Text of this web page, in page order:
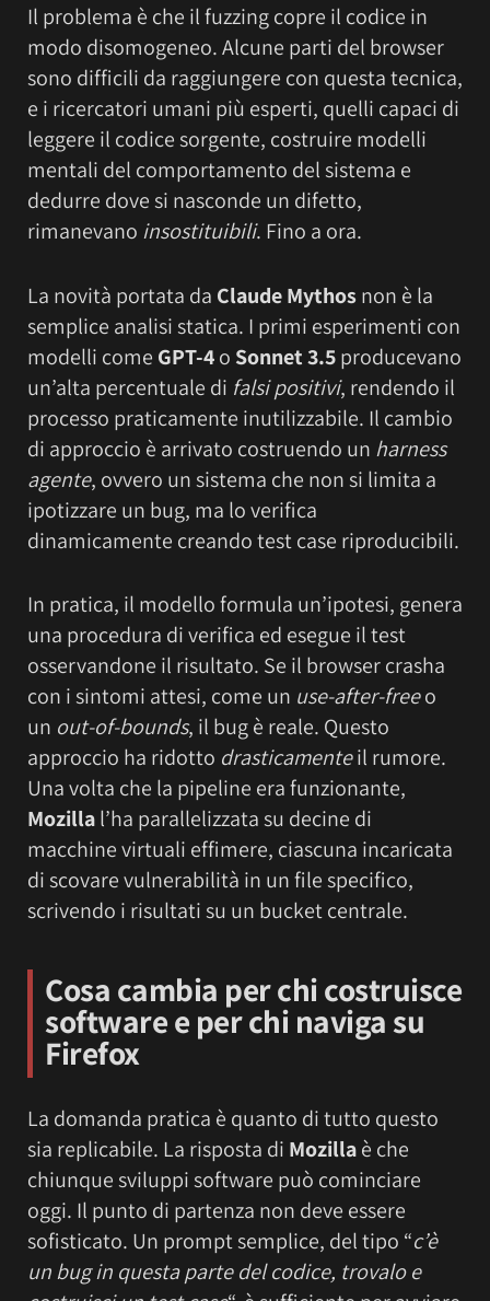
Il problema è che il fuzzing copre il codice in
modo disomogeneo. Alcune parti del browser
sono difficili da raggiungere con questa tecnica,
e i ricercatori umani più esperti, quelli capaci di
leggere il codice sorgente, costruire modelli
mentali del comportamento del sistema e
dedurre dove si nasconde un difetto,
rimanevano insostituibili. Fino a ora.
La novità portata da Claude Mythosnon è la
semplice analisi statica. I primi esperimenti con
modelli come GPT-4o Sonnet 3.5producevano
un’alta percentuale di falsi positivi, rendendo il
processo praticamente inutilizzabile. Il cambio
di approccio è arrivato costruendo un harness
agente, ovvero un sistema che non si limita a
ipotizzare un bug, ma lo verifica
dinamicamente creando test case riproducibili.
In pratica, il modello formula un’ipotesi, genera
una procedura di verifica ed esegue il test
osservandone il risultato. Se il browser crasha
con i sintomi attesi, come un use-after-freeo
un out-of-bounds, il bug è reale. Questo
approccio ha ridotto drasticamenteil rumore.
Una volta che la pipeline era funzionante,
Mozillal’ha parallelizzata su decine di
macchine virtuali effimere, ciascuna incaricata
di scovare vulnerabilità in un file specifico,
scrivendo i risultati su un bucket centrale.
Cosa cambia per chi costruisce
software e per chi naviga su
Firefox
La domanda pratica è quanto di tutto questo
sia replicabile. La risposta di Mozillaè che
chiunque sviluppi software può cominciare
oggi. Il punto di partenza non deve essere
sofisticato. Un prompt semplice, del tipo “c’è
un bug in questa parte del codice, trovalo e